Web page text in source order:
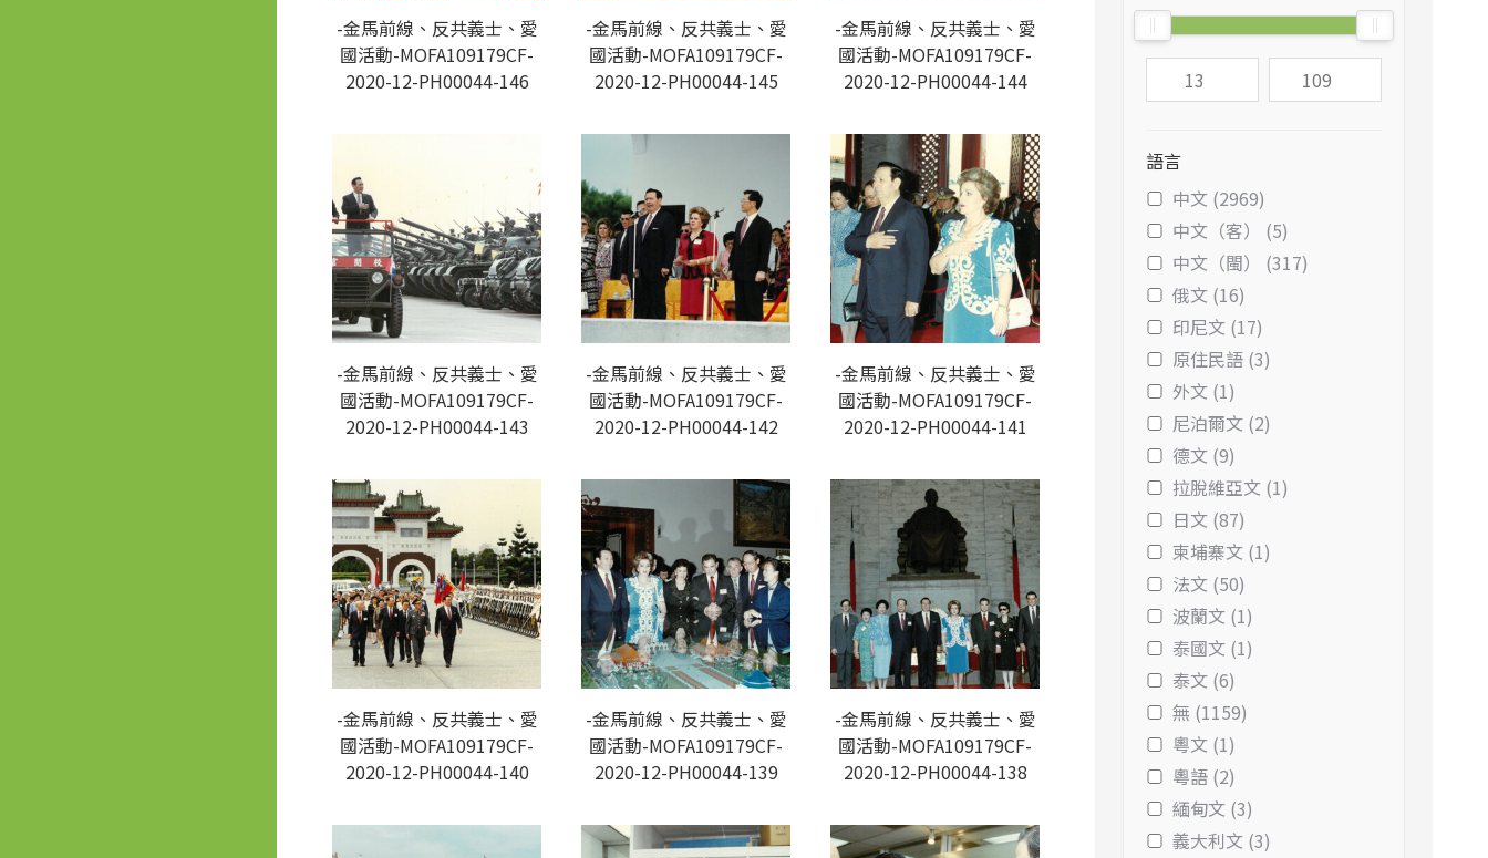
-金馬前線、反共義士、愛
國活動-MOFA109179CF-
2020-12-PH00044-146
-金馬前線、反共義士、愛
國活動-MOFA109179CF-
2020-12-PH00044-145
-金馬前線、反共義士、愛
國活動-MOFA109179CF-
2020-12-PH00044-144
-金馬前線、反共義士、愛
國活動-MOFA109179CF-
2020-12-PH00044-143
-金馬前線、反共義士、愛
國活動-MOFA109179CF-
2020-12-PH00044-142
-金馬前線、反共義士、愛
國活動-MOFA109179CF-
2020-12-PH00044-141
-金馬前線、反共義士、愛
國活動-MOFA109179CF-
2020-12-PH00044-140
-金馬前線、反共義士、愛
國活動-MOFA109179CF-
2020-12-PH00044-139
-金馬前線、反共義士、愛
國活動-MOFA109179CF-
2020-12-PH00044-138
語言
中文 (2969)
中文（客） (5)
中文（閩） (317)
俄文 (16)
印尼文 (17)
原住民語 (3)
外文 (1)
尼泊爾文 (2)
德文 (9)
拉脫維亞文 (1)
日文 (87)
柬埔寨文 (1)
法文 (50)
波蘭文 (1)
泰國文 (1)
泰文 (6)
無 (1159)
粵文 (1)
粵語 (2)
緬甸文 (3)
義大利文 (3)